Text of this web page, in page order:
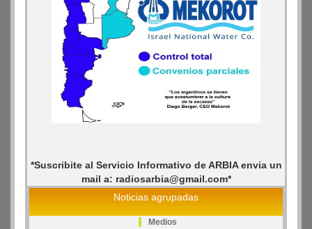
*Suscribite al Servicio Informativo de ARBIA envia un
mail a: radiosarbia@gmail.com*
Noticias agrupadas
Medios